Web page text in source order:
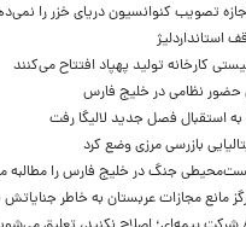
تصویب کنوانسیون دریای خزر را
استانداردلیژ
کارخانه تولید پهپاد افتتاح می‌کنند
حضور نظامی در خلیج فارس
به استقبال فصل جدید لالیگا رفت
بازرسی مرزی وضع کرد
جنگ در خلیج فارس را مطالبه‌
مانع مجازات عربستان به خاطر